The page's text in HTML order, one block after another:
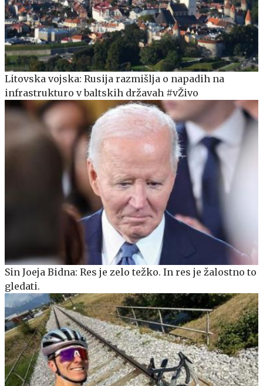
Litovska vojska: Rusija razmišlja o napadih na
infrastrukturo v baltskih državah #vŽivo
Sin Joeja Bidna: Res je zelo težko. In res je žalostno to
gledati.